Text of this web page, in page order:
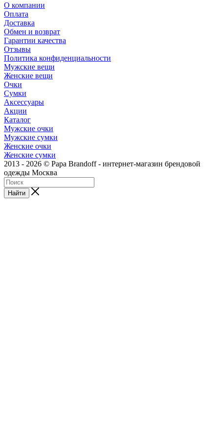
О компании
Оплата
Доставка
Обмен и возврат
Гарантии качества
Отзывы
Политика конфиденциальности
Мужские вещи
Женские вещи
Очки
Сумки
Аксессуары
Акции
Каталог
Мужские очки
Мужские сумки
Женские очки
Женские сумки
2013 - 2026 © Papa Brandoff - интернет-магазин брендовой
одежды Москва
Найти